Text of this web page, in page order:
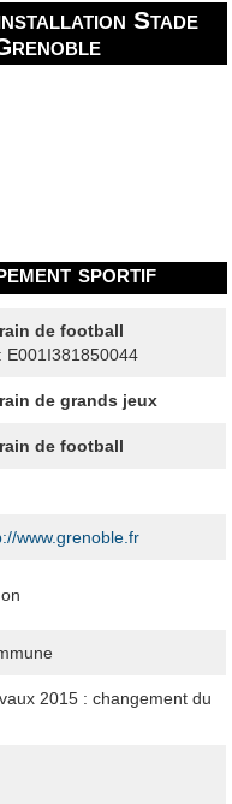
Stade
sportif
de football
E001I381850044
de grands jeux
de football
www.grenoble.fr
2015 : changement du